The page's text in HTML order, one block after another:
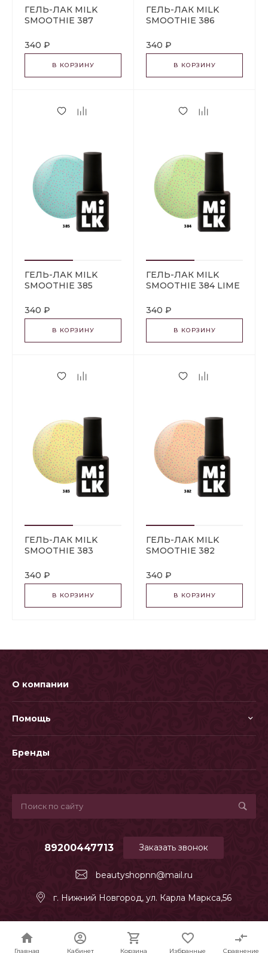
Главная Кабинет Корзина Избранные Сравнение
Главная Кабинет Корзина Избранные Сравнение
ГЕЛЬ-ЛАК MILK
SMOOTHIE 387
340 ₽
В КОРЗИНУ
ГЕЛЬ-ЛАК MILK
SMOOTHIE 386
340 ₽
В КОРЗИНУ
ГЕЛЬ-ЛАК MILK
SMOOTHIE 385
340 ₽
В КОРЗИНУ
ГЕЛЬ-ЛАК MILK
SMOOTHIE 384 LIME
340 ₽
В КОРЗИНУ
ГЕЛЬ-ЛАК MILK
SMOOTHIE 383
340 ₽
В КОРЗИНУ
ГЕЛЬ-ЛАК MILK
SMOOTHIE 382
340 ₽
В КОРЗИНУ
О компании
Помощь
Бренды
beautyshopnn@mail.ru
89200447713
г. Нижний Новгород, ул. Карла Маркса,56
Заказать звонок
Адаптация R52.RU